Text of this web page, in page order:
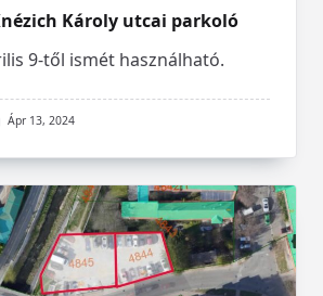
Károly utcai parkoló
9-től ismét használható.
Ápr 13, 2024